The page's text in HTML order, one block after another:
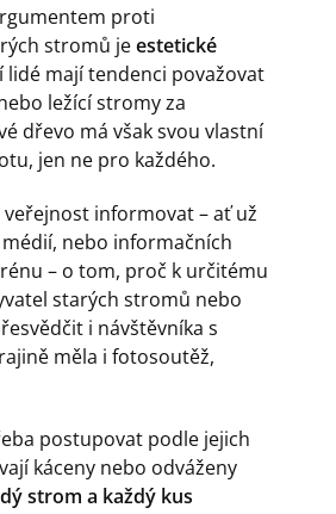
proti
stromů jeestetické
lidé mají tendenci považovat
ležící stromy za
dřevo má však svou vlastní
jen ne pro každého.
informovat – ať už
nebo informačních
– o tom, proč k určitému
starých stromů nebo
i návštěvníka s
měla i fotosoutěž,
postupovat podle jejich
káceny nebo odváženy
strom a každý kus